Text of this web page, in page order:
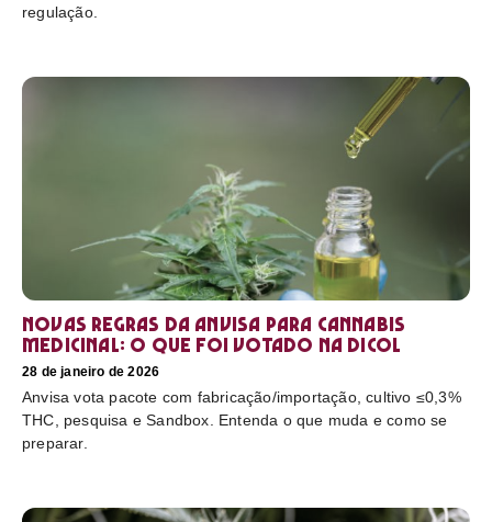
regulação.
Novas regras da Anvisa para cannabis
medicinal: o que foi votado na Dicol
28 de janeiro de 2026
Anvisa vota pacote com fabricação/importação, cultivo ≤0,3%
THC, pesquisa e Sandbox. Entenda o que muda e como se
preparar.